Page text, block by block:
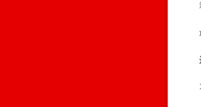
籍
项